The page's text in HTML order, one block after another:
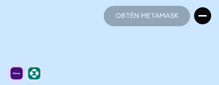
OBTÉN METAMASK